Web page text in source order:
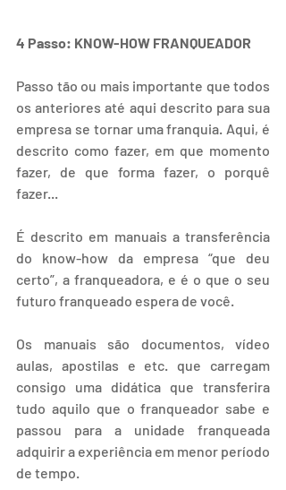
4 Passo: KNOW-HOW FRANQUEADOR
Passo tão ou mais importante que todos
os anteriores até aqui descrito para sua
empresa se tornar uma franquia. Aqui, é
descrito como fazer, em que momento
fazer, de que forma fazer, o porquê
fazer...
É descrito em manuais a transferência
do know-how da empresa “que deu
certo”, a franqueadora, e é o que o seu
futuro franqueado espera de você.
Os manuais são documentos, vídeo
aulas, apostilas e etc. que carregam
consigo uma didática que transferira
tudo aquilo que o franqueador sabe e
passou para a unidade franqueada
adquirir a experiência em menor período
de tempo.